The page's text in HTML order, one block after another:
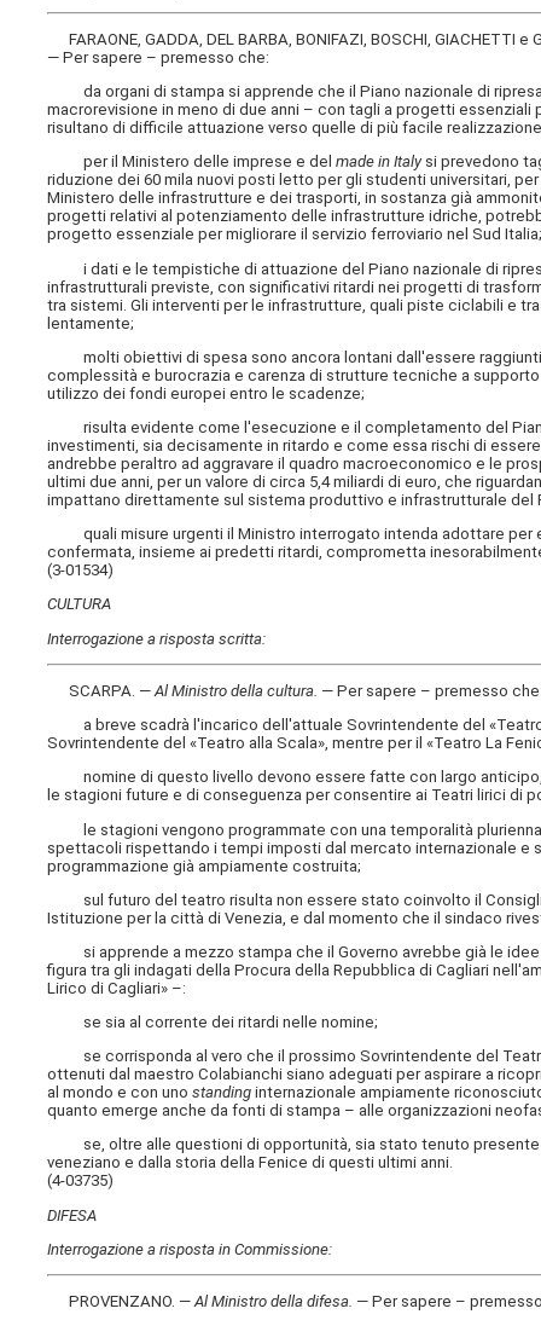
FARAONE, GADDA, DEL BARBA, BONIFAZI, BOSCHI, GIACHETTI e
— Per sapere – premesso che:
da organi di stampa si apprende che il Piano nazionale di
macrorevisione in meno di due anni – con tagli a progetti
risultano di difficile attuazione verso quelle di più facile
per il Ministero delle imprese e delmade in Italysi prevedono
riduzione dei 60 mila nuovi posti letto per gli studenti universitari,
Ministero delle infrastrutture e dei trasporti, in sostanza già
progetti relativi al potenziamento delle infrastrutture idriche,
progetto essenziale per migliorare il servizio ferroviario nel Sud
i dati e le tempistiche di attuazione del Piano nazionale di
infrastrutturali previste, con significativi ritardi nei progetti di
tra sistemi. Gli interventi per le infrastrutture, quali piste ciclabili e
lentamente;
molti obiettivi di spesa sono ancora lontani dall'essere
complessità e burocrazia e carenza di strutture tecniche a
utilizzo dei fondi europei entro le scadenze;
risulta evidente come l'esecuzione e il completamento del
investimenti, sia decisamente in ritardo e come essa rischi di
andrebbe peraltro ad aggravare il quadro macroeconomico e le
ultimi due anni, per un valore di circa 5,4 miliardi di euro, che
impattano direttamente sul sistema produttivo e infrastrutturale del
quali misure urgenti il Ministro interrogato intenda adottare per
confermata, insieme ai predetti ritardi, comprometta
(3-01534)
CULTURA
Interrogazione a risposta scritta:
SCARPA. —Al Ministro della cultura — Per sapere – premesso
a breve scadrà l'incarico dell'attuale Sovrintendente del «Teatro
Sovrintendente del «Teatro alla Scala», mentre per il «Teatro La
nomine di questo livello devono essere fatte con largo anticipo,
le stagioni future e di conseguenza per consentire ai Teatri lirici
le stagioni vengono programmate con una temporalità
spettacoli rispettando i tempi imposti dal mercato internazionale e
programmazione già ampiamente costruita;
sul futuro del teatro risulta non essere stato coinvolto il
Istituzione per la città di Venezia, e dal momento che il sindaco
si apprende a mezzo stampa che il Governo avrebbe già le idee
figura tra gli indagati della Procura della Repubblica di Cagliari
Lirico di Cagliari» –:
se sia al corrente dei ritardi nelle nomine;
se corrisponda al vero che il prossimo Sovrintendente del
ottenuti dal maestro Colabianchi siano adeguati per aspirare a
al mondo e con unostanding internazionale ampiamente
quanto emerge anche da fonti di stampa – alle organizzazioni
se, oltre alle questioni di opportunità, sia stato tenuto presente
veneziano e dalla storia della Fenice di questi ultimi anni.
(4-03735)
DIFESA
Interrogazione a risposta in Commissione:
PROVENZANO. —Al Ministro della difesa. — Per sapere –